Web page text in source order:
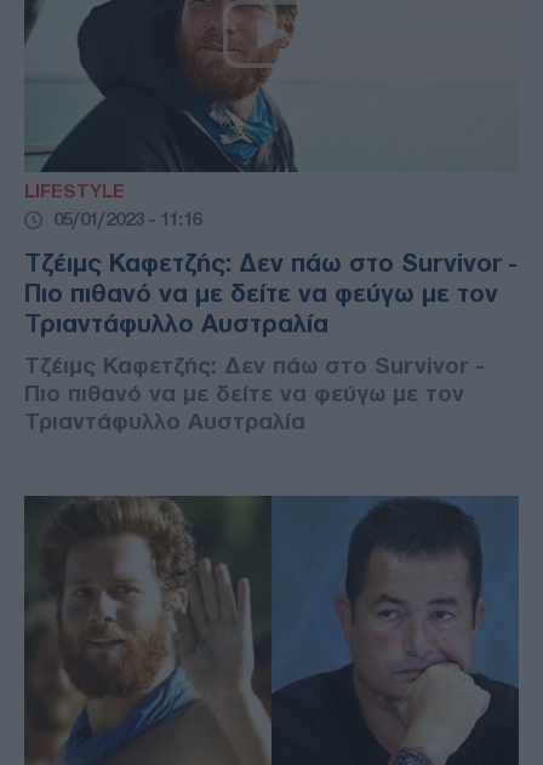
LIFESTYLE
05/01/2023 - 11:16
Τζέιμς Καφετζής: Δεν πάω στο Survivor -
Πιο πιθανό να με δείτε να φεύγω με τον
Τριαντάφυλλο Αυστραλία
Τζέιμς Καφετζής: Δεν πάω στο Survivor -
Πιο πιθανό να με δείτε να φεύγω με τον
Τριαντάφυλλο Αυστραλία